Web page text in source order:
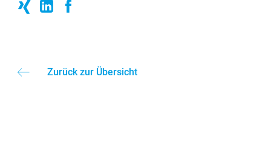
Zurück zur Übersicht